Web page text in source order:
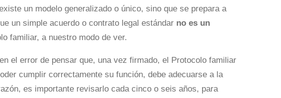
un modelo generalizado o único, sino que se prepara a
un simple acuerdo o contrato legal estándar no es un
familiar, a nuestro modo de ver.
el error de pensar que, una vez firmado, el Protocolo familiar
cumplir correctamente su función, debe adecuarse a la
es importante revisarlo cada cinco o seis años, para